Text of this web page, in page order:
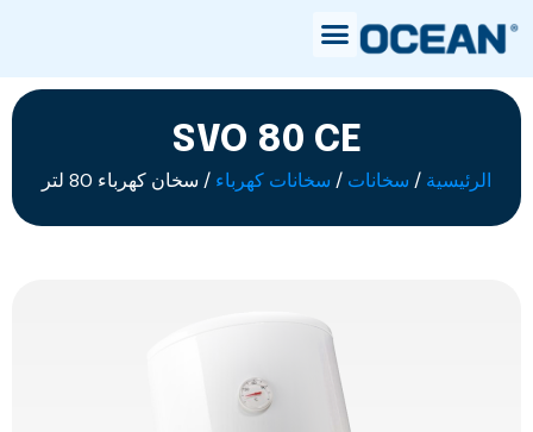
SVO 80 CE
الرئيسية / سخانات / سخانات كهرباء / سخان كهرباء 80 لتر